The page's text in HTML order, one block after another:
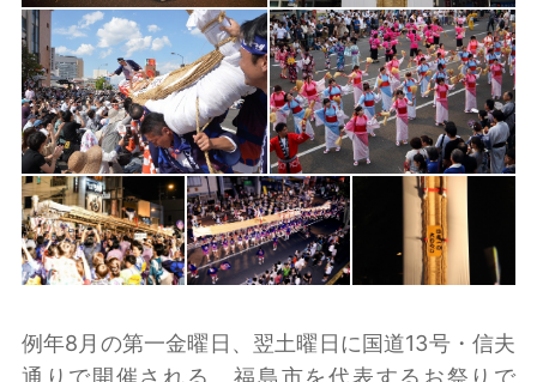
例年8月の第一金曜日、翌土曜日に国道13号・信夫